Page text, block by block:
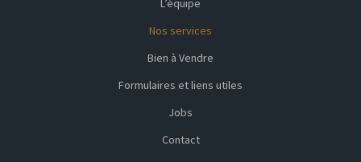
L’équipe
Nos services
Bien à Vendre
Formulaires et liens utiles
Jobs
Contact